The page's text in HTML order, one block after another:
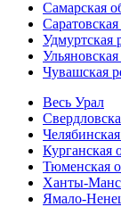
Самарская
Саратовская
Удмуртская
Ульяновская
Чувашская
Весь Урал
Курганская
Тюменская
Ханты-
Ямало-